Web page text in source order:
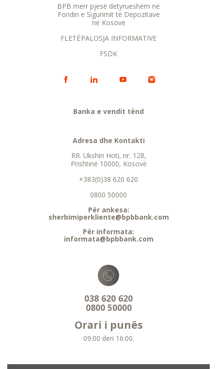
BPB merr pjesë detyrueshëm në
Fondin e Sigurimit të Depozitave
në Kosovë
FLETËPALOSJA INFORMATIVE
FSDK
Banka e vendit tënd
Adresa dhe Kontakti
RR. Ukshin Hoti, nr. 128,
Prishtinë 10000, Kosovë
+383(0)38 620 620
0800 50000
Për ankesa:
sherbimiperkliente@bpbbank.com
Për informata:
informata@bpbbank.com
038 620 620
0800 50000
Orari i punës
09:00 deri 16:00.